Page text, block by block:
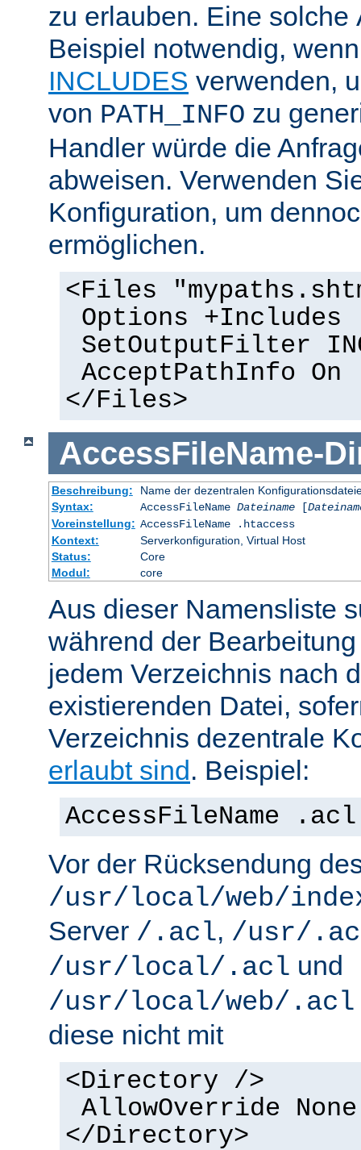
zu erlauben. Eine solche
Beispiel notwendig,
INCLUDES verwenden,
von PATH_INFO zu
Handler würde die
abweisen. Verwenden
Konfiguration, um
ermöglichen.
<Files
Options +Includes
SetOutputFilter
AcceptPathInfo On
</Files>
AccessFileName-
Beschreibung:
Name der dezentralen
Syntax:
AccessFileName Dateiname[
Voreinstellung: AccessFileName .htaccess
Kontext:
Serverkonfiguration, Virtual Host
Status:
Core
Modul:
core
Aus dieser Namensliste
während der
jedem Verzeichnis nach
existierenden Datei,
Verzeichnis dezentrale
erlaubt sind . Beispiel:
AccessFileName .acl
Vor der Rücksendung
/usr/local/web/
Server /.acl, /usr/
/usr/local/.acl und
/usr/local/web/.acl
diese nicht mit
<Directory />
AllowOverride None
</Directory>